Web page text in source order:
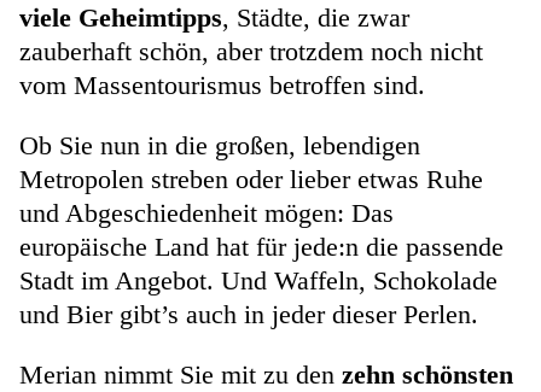
viele Geheimtipps, Städte, die zwar
zauberhaft schön, aber trotzdem noch nicht
vom Massentourismus betroffen sind.
Ob Sie nun in die großen, lebendigen
Metropolen streben oder lieber etwas Ruhe
und Abgeschiedenheit mögen: Das
europäische Land hat für jede:n die passende
Stadt im Angebot. Und Waffeln, Schokolade
und Bier gibt’s auch in jeder dieser Perlen.
Merian nimmt Sie mit zu den zehn schönsten